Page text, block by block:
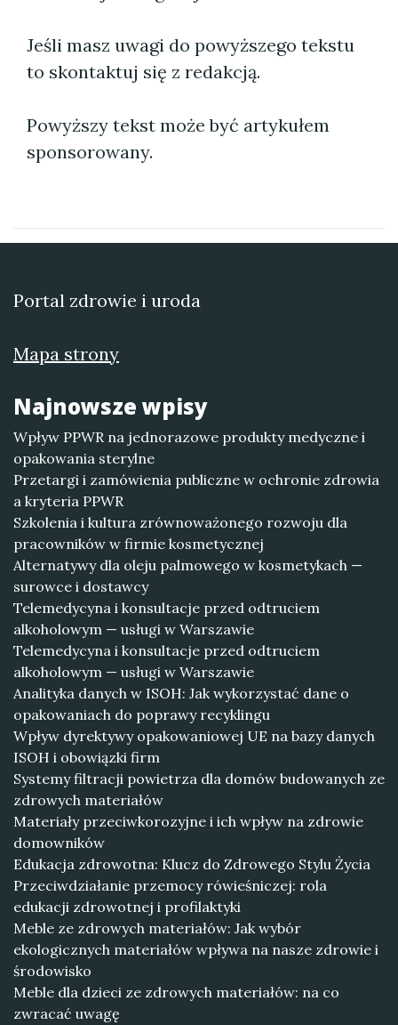
Jeśli masz uwagi do powyższego tekstu
to skontaktuj się z redakcją.
Powyższy tekst może być artykułem
sponsorowany.
Portal zdrowie i uroda
Mapa strony
Najnowsze wpisy
Wpływ PPWR na jednorazowe produkty medyczne i
opakowania sterylne
Przetargi i zamówienia publiczne w ochronie zdrowia
a kryteria PPWR
Szkolenia i kultura zrównoważonego rozwoju dla
pracowników w firmie kosmetycznej
Alternatywy dla oleju palmowego w kosmetykach —
surowce i dostawcy
Telemedycyna i konsultacje przed odtruciem
alkoholowym — usługi w Warszawie
Telemedycyna i konsultacje przed odtruciem
alkoholowym — usługi w Warszawie
Analityka danych w ISOH: Jak wykorzystać dane o
opakowaniach do poprawy recyklingu
Wpływ dyrektywy opakowaniowej UE na bazy danych
ISOH i obowiązki firm
Systemy filtracji powietrza dla domów budowanych ze
zdrowych materiałów
Materiały przeciwkorozyjne i ich wpływ na zdrowie
domowników
Edukacja zdrowotna: Klucz do Zdrowego Stylu Życia
Przeciwdziałanie przemocy rówieśniczej: rola
edukacji zdrowotnej i profilaktyki
Meble ze zdrowych materiałów: Jak wybór
ekologicznych materiałów wpływa na nasze zdrowie i
środowisko
Meble dla dzieci ze zdrowych materiałów: na co
zwracać uwagę